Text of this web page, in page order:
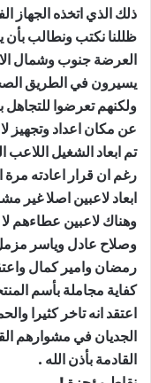
ذلك الذي اتخذه الجهاز
ظللنا نكتب ونطالب
العرضة جنوب وشمال
يسيرون في الطريق
ولكنهم تعرضوا للتجاهل
عن مكان اعداد وتجهيز
تم ابعاد الشغيل
رغم ان قرار اعادته
ابعاد لاعبين اصلا غير
وهناك لاعبين عطاءهم
وصلاح عادل وياسر
رمضان وامير كمال
كفاية مجاملة بأسم
اعتقد انه تاخر كثيرا
الجديان في مشوارهم
القادمة بأذن الله .